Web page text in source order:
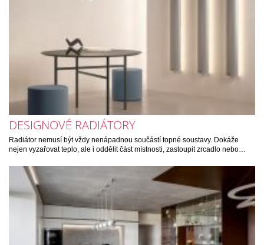
DESIGNOVÉ RADIÁTORY
Radiátor nemusí být vždy nenápadnou součástí topné soustavy. Dokáže
nejen vyzařovat teplo, ale i oddělit část místnosti, zastoupit zrcadlo nebo…